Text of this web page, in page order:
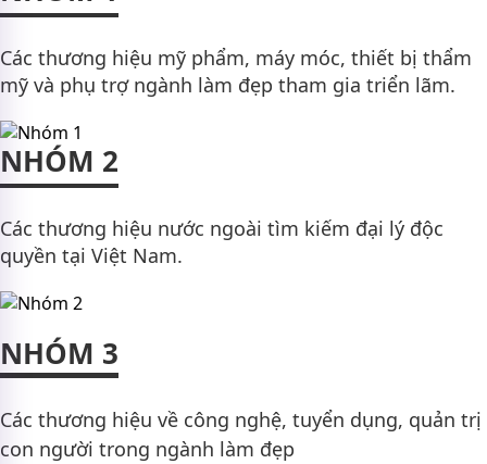
Các thương hiệu mỹ phẩm, máy móc, thiết bị thẩm
mỹ và phụ trợ ngành làm đẹp tham gia triển lãm.
NHÓM 2
Các thương hiệu nước ngoài tìm kiếm đại lý độc
quyền tại Việt Nam.
NHÓM 3
Các thương hiệu về công nghệ, tuyển dụng, quản trị
con người trong ngành làm đẹp